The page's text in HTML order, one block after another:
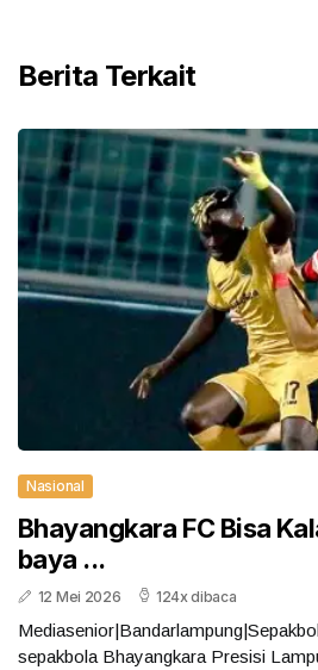
Berita Terkait
Nasional
Bhayangkara FC Bisa
baya ...
12 Mei 2026 124x dibaca
sepakbola Bhayangkara Presisi